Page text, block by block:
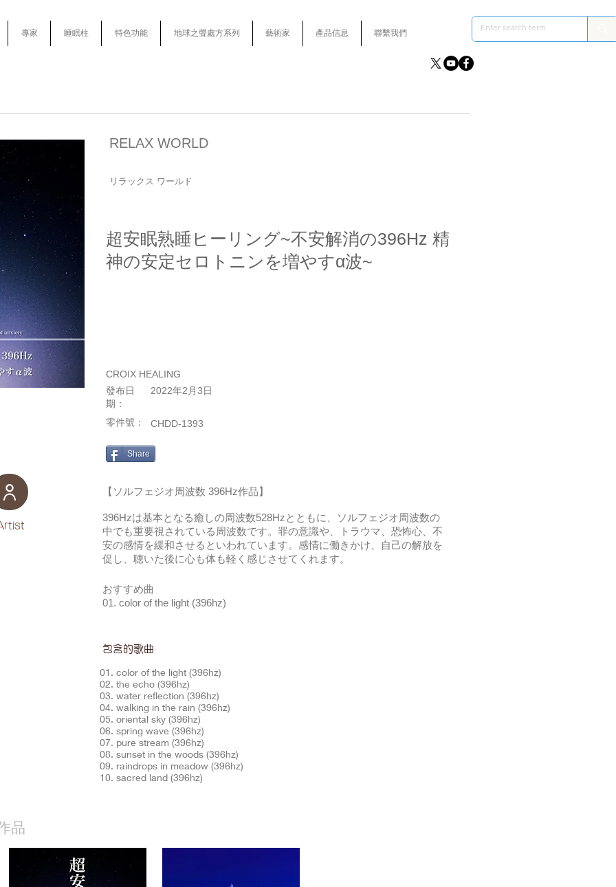
專家 睡眠柱 特色功能 地球之聲處方系列 藝術家 產品信息 聯繫我們
RELAX WORLD
リラックス ワールド
超安眠熟睡ヒーリング~不安解消の396Hz 精
神の安定セロトニンを増やすα波~
CROIX HEALING
2022年2月3日
發布日
期：
零件號：
CHDD-1393
Share
【ソルフェジオ周波数 396Hz作品】
396Hzは基本となる癒しの周波数528Hzとともに、ソルフェジオ周波数の
中でも重要視されている周波数です。罪の意識や、トラウマ、恐怖心、不
安の感情を緩和させるといわれています。感情に働きかけ、自己の解放を
促し、聴いた後に心も体も軽く感じさせてくれます。
おすすめ曲
01. color of the light (396hz)
包含的歌曲
01. color of the light (396hz)
02. the echo (396hz)
03. water reflection (396hz)
04. walking in the rain (396hz)
05. oriental sky (396hz)
06. spring wave (396hz)
07. pure stream (396hz)
08. sunset in the woods (396hz)
09. raindrops in meadow (396hz)
10. sacred land (396hz)
品